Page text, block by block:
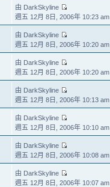
由 DarkSkyline
週五 12月 8日, 2006年 10:23 am
由 DarkSkyline
週五 12月 8日, 2006年 10:20 am
由 DarkSkyline
週五 12月 8日, 2006年 10:20 am
由 DarkSkyline
週五 12月 8日, 2006年 10:13 am
由 DarkSkyline
週五 12月 8日, 2006年 10:10 am
由 DarkSkyline
週五 12月 8日, 2006年 10:08 am
由 DarkSkyline
週五 12月 8日, 2006年 10:07 am